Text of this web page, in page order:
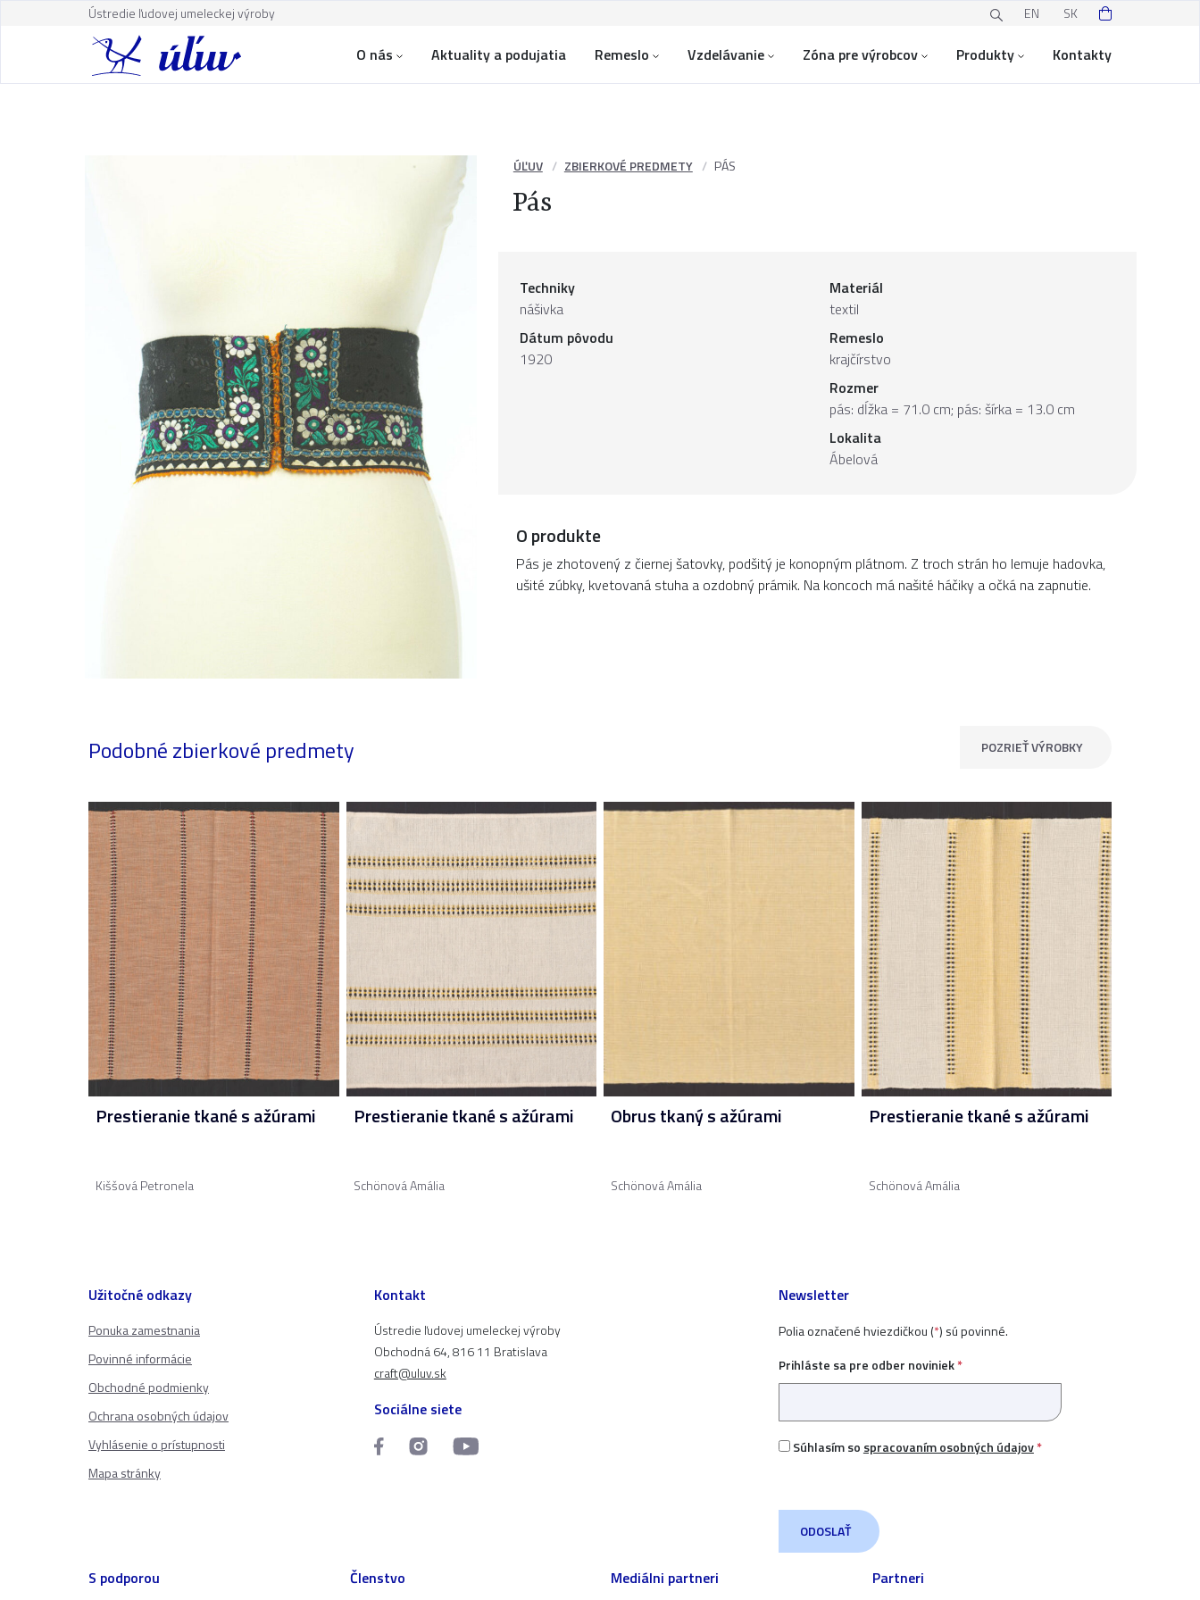
Ústredie ľudovej umeleckej výroby EN SK
O nás Aktuality a podujatia Remeslo Vzdelávanie Zóna pre výrobcov Produkty Kontakty
ÚĽUV ZBIERKOVÉ PREDMETY PÁS
Pás
Techniky
nášivka
Dátum pôvodu
1920
Materiál
textil
Remeslo
krajčírstvo
Rozmer
pás: dĺžka = 71.0 cm; pás: šírka = 13.0 cm
Lokalita
Ábelová
O produkte
Pás je zhotovený z čiernej šatovky, podšitý je konopným plátnom. Z troch strán ho lemuje hadovka,
ušité zúbky, kvetovaná stuha a ozdobný prámik. Na koncoch má našité háčiky a očká na zapnutie.
Podobné zbierkové predmety POZRIEŤ VÝROBKY
Prestieranie tkané s ažúrami
Kiššová Petronela
Prestieranie tkané s ažúrami
Schönová Amália
Obrus tkaný s ažúrami
Schönová Amália
Prestieranie tkané s ažúrami
Schönová Amália
Užitočné odkazy
Ponuka zamestnania
Povinné informácie
Obchodné podmienky
Ochrana osobných údajov
Vyhlásenie o prístupnosti
Mapa stránky
Kontakt
Ústredie ľudovej umeleckej výroby
Obchodná 64, 816 11 Bratislava
craft@uluv.sk
Sociálne siete
Newsletter
Polia označené hviezdičkou (*) sú povinné.
Prihláste sa pre odber noviniek*
Súhlasím so spracovaním osobných údajov*
S podporou Členstvo Mediálni partneri Partneri